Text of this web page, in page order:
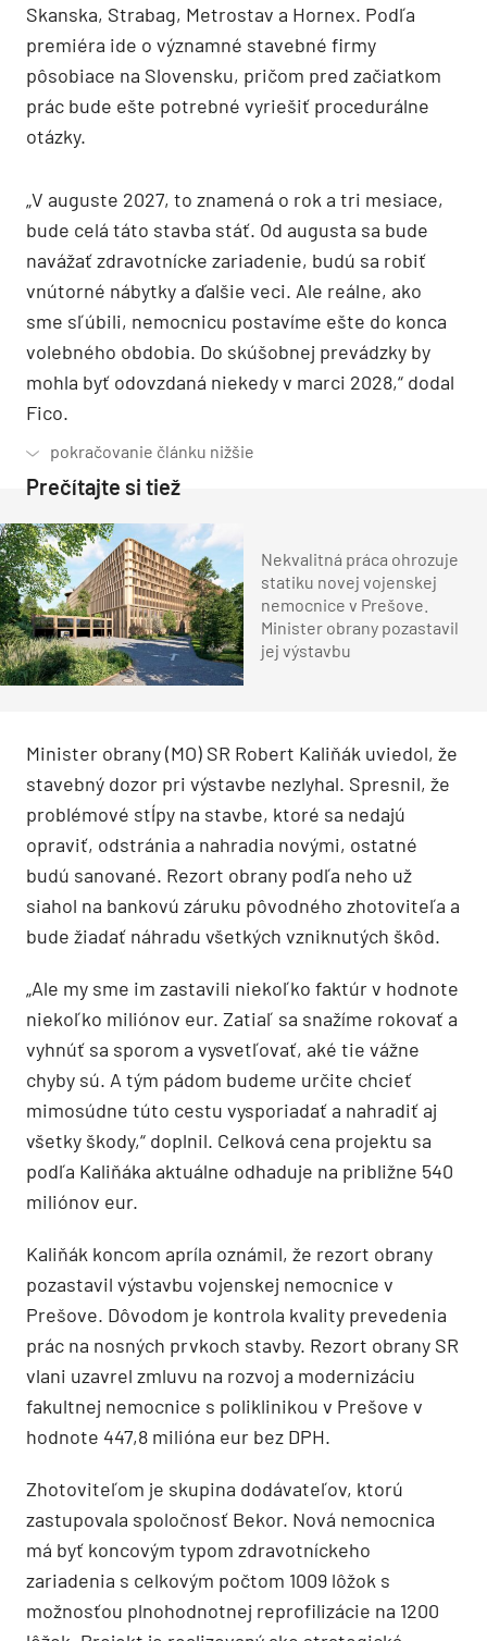
Skanska, Strabag, Metrostav a Hornex. Podľa
premiéra ide o významné stavebné firmy
pôsobiace na Slovensku, pričom pred začiatkom
prác bude ešte potrebné vyriešiť procedurálne
otázky.
„V auguste 2027, to znamená o rok a tri mesiace,
bude celá táto stavba stáť. Od augusta sa bude
navážať zdravotnícke zariadenie, budú sa robiť
vnútorné nábytky a ďalšie veci. Ale reálne, ako
sme sľúbili, nemocnicu postavíme ešte do konca
volebného obdobia. Do skúšobnej prevádzky by
mohla byť odovzdaná niekedy v marci 2028,“ dodal
Fico.
Prečítajte si tiež
Nekvalitná práca ohrozuje
statiku novej vojenskej
nemocnice v Prešove.
Minister obrany pozastavil
jej výstavbu
Minister obrany (MO) SR Robert Kaliňák uviedol, že
stavebný dozor pri výstavbe nezlyhal. Spresnil, že
problémové stĺpy na stavbe, ktoré sa nedajú
opraviť, odstránia a nahradia novými, ostatné
budú sanované. Rezort obrany podľa neho už
siahol na bankovú záruku pôvodného zhotoviteľa a
bude žiadať náhradu všetkých vzniknutých škôd.
„Ale my sme im zastavili niekoľko faktúr v hodnote
niekoľko miliónov eur. Zatiaľ sa snažíme rokovať a
vyhnúť sa sporom a vysvetľovať, aké tie vážne
chyby sú. A tým pádom budeme určite chcieť
mimosúdne túto cestu vysporiadať a nahradiť aj
všetky škody,“ doplnil. Celková cena projektu sa
podľa Kaliňáka aktuálne odhaduje na približne 540
miliónov eur.
Kaliňák koncom apríla oznámil, že rezort obrany
pozastavil výstavbu vojenskej nemocnice v
Prešove. Dôvodom je kontrola kvality prevedenia
prác na nosných prvkoch stavby. Rezort obrany SR
vlani uzavrel zmluvu na rozvoj a modernizáciu
fakultnej nemocnice s poliklinikou v Prešove v
hodnote 447,8 milióna eur bez DPH.
Zhotoviteľom je skupina dodávateľov, ktorú
zastupovala spoločnosť Bekor. Nová nemocnica
má byť koncovým typom zdravotníckeho
zariadenia s celkovým počtom 1009 lôžok s
možnosťou plnohodnotnej reprofilizácie na 1200